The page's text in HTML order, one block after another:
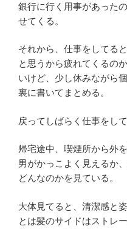
銀行に行く用事があった
せてくる。
それから、仕事をしてる
と思うから疲れてくるの
いけど、少し休みながら
裏に書いてまとめる。
戻ってしばらく仕事をし
帰宅途中、喫煙所から外
男がかっこよく見えるか
どんなのかを見ている。
大体見てると、清潔感と
とは髪のサイドはストレ